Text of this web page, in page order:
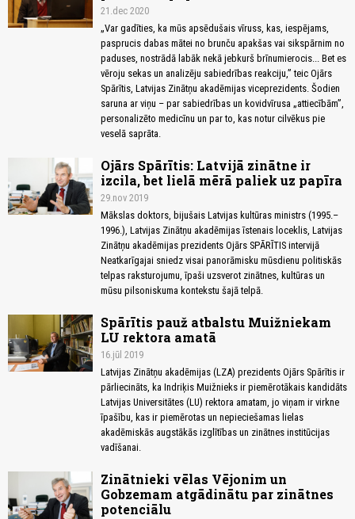
21.dec 2020
„Var gadīties, ka mūs apsēdušais vīruss, kas, iespējams,
pasprucis dabas mātei no brunču apakšas vai sikspārnim no
paduses, nostrādā labāk nekā jebkurš brīnumierocis... Bet es
vēroju sekas un analizēju sabiedrības reakciju,” teic Ojārs
Spārītis, Latvijas Zinātņu akadēmijas viceprezidents. Šodien
saruna ar viņu – par sabiedrības un kovidvīrusa „attiecībām”,
personalizēto medicīnu un par to, kas notur cilvēkus pie
veselā saprāta.
Ojārs Spārītis: Latvijā zinātne ir
izcila, bet lielā mērā paliek uz papīra
29.nov 2019
Mākslas doktors, bijušais Latvijas kultūras ministrs (1995.–
1996.), Latvijas Zinātņu akadēmijas īstenais loceklis, Latvijas
Zinātņu akadēmijas prezidents Ojārs SPĀRĪTIS intervijā
Neatkarīgajai sniedz visai panorāmisku mūsdienu politiskās
telpas raksturojumu, īpaši uzsverot zinātnes, kultūras un
mūsu pilsoniskuma kontekstu šajā telpā.
Spārītis pauž atbalstu Muižniekam
LU rektora amatā
16.jūl 2019
Latvijas Zinātņu akadēmijas (LZA) prezidents Ojārs Spārītis ir
pārliecināts, ka Indriķis Muižnieks ir piemērotākais kandidāts
Latvijas Universitātes (LU) rektora amatam, jo viņam ir virkne
īpašību, kas ir piemērotas un nepieciešamas lielas
akadēmiskās augstākās izglītības un zinātnes institūcijas
vadīšanai.
Zinātnieki vēlas Vējonim un
Gobzemam atgādinātu par zinātnes
potenciālu